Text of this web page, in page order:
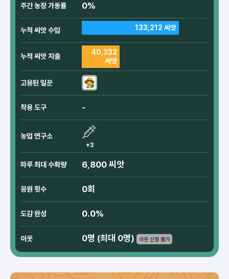
주간 농장 가동률 0%
누적 씨앗 수입 133,212 씨앗
누적 씨앗 지출
40,332
씨앗
고용된 일꾼
착용 도구 -
농업 연구소
+3
하루 최대 수확량 6,800 씨앗
응원 횟수 0회
도감 완성 0.0%
이웃 0명 (최대 0명) 이웃 신청 불가